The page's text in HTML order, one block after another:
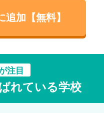
加【無料】
注目
れている学校